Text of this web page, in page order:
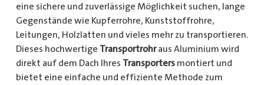
eine sichere und zuverlässige Möglichkeit suchen, lange
Gegenstände wie Kupferrohre, Kunststoffrohre,
Leitungen, Holzlatten und vieles mehr zu transportieren.
Dieses hochwertige Transportrohraus Aluminium wird
direkt auf dem Dach Ihres Transportersmontiert und
bietet eine einfache und effiziente Methode zum